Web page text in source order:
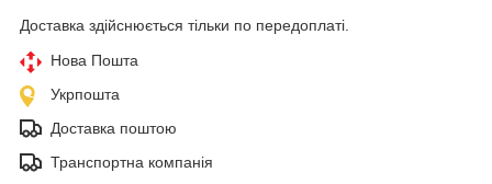
Доставка здійснюється тільки по передоплаті.
Нова Пошта
Укрпошта
Доставка поштою
Транспортна компанія